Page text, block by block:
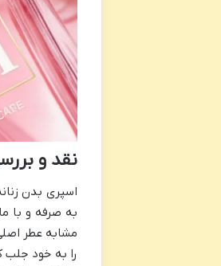
نقد و
به صرفه و با
مشابه عطر
را به خود جلب